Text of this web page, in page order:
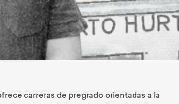
carreras de pregrado orientadas a la